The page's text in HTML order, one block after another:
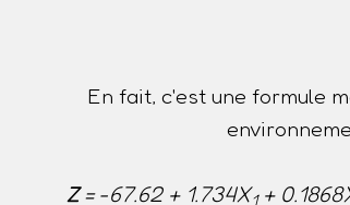
En fait, c'est une formule
Z= -67.62 + 1.734X1+